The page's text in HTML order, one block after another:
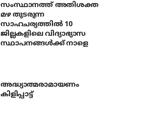
സംസ്ഥാനത്ത് അതിശക്ത
മഴ തുടരുന്ന
സാഹചര്യത്തിൽ 10
ജില്ലകളിലെ വിദ്യാഭ്യാസ
സ്ഥാപനങ്ങൾക്ക് നാളെ
അദ്ധ്യാത്മരാമായണം
കിളിപ്പാട്ട്